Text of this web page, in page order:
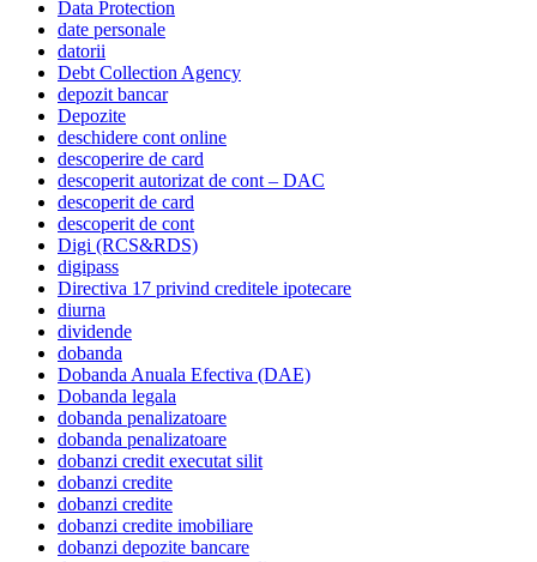
Data Protection
date personale
datorii
Debt Collection Agency
depozit bancar
Depozite
deschidere cont online
descoperire de card
descoperit autorizat de cont – DAC
descoperit de card
descoperit de cont
Digi (RCS&RDS)
digipass
Directiva 17 privind creditele ipotecare
diurna
dividende
dobanda
Dobanda Anuala Efectiva (DAE)
Dobanda legala
dobanda penalizatoare
dobanda penalizatoare
dobanzi credit executat silit
dobanzi credite
dobanzi credite
dobanzi credite imobiliare
dobanzi depozite bancare